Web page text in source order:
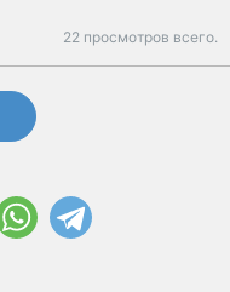
22 просмотров всего.